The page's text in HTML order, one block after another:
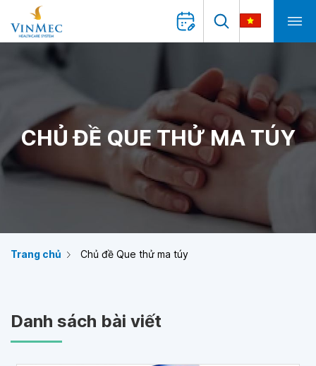
CHỦ ĐỀ QUE THỬ MA TÚY
Trang chủ Chủ đề Que thử ma túy
Danh sách bài viết